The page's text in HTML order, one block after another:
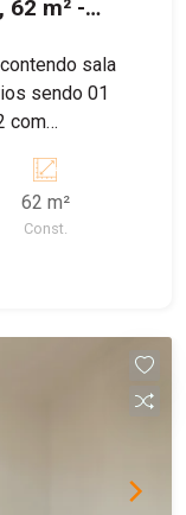
m² -
sala
sendo 01
com
vagas
62 m²
Const.